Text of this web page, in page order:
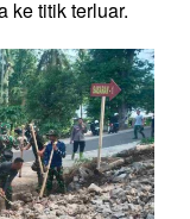
ke titik terluar.